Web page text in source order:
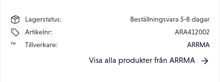
Lagerstatus
Beställningsvara 5-8 dagar
Artikelnr
ARA412002
Tillverkare
ARRMA
Visa alla produkter från ARRMA